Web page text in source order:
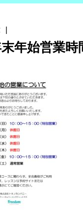
年始営業